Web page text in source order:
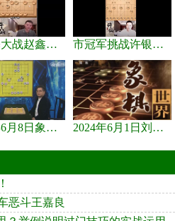
郭中基大战赵鑫鑫，许银川激情讲解 市冠军挑战许银川，急进中兵变化真激烈！
2024年6月8日象棋世界，刘君、蒋川讲解了第九届杨官璘杯全国象棋... 2024年6月1日刘君、蒋川讲解第三届上海杯象棋大师赛谢靖与李少庚...
恶斗王嘉良